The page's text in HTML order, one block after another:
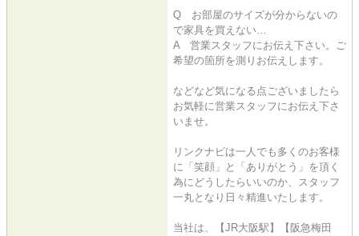
Q お部屋のサイズが分からないの
で家具を買えない…
A 営業スタッフにお伝え下さい。ご
希望の箇所を測りお伝えします。
などなど気になる点ございましたら
お気軽に営業スタッフにお伝え下さ
いませ。
リンクナビは一人でも多くのお客様
に「笑顔」と「ありがとう」を頂く
為にどうしたらいいのか、スタッフ
一丸となり日々精進いたします。
当社は、【JR大阪駅】【阪急梅田